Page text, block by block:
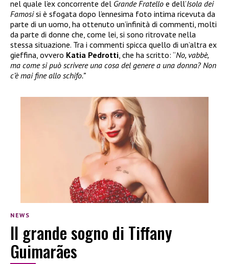
nel quale l’ex concorrente del Grande Fratello e dell’Isola dei
Famosisi è sfogata dopo l’ennesima foto intima ricevuta da
parte di un uomo, ha ottenuto un’infinità di commenti, molti
da parte di donne che, come lei, si sono ritrovate nella
stessa situazione. Tra i commenti spicca quello di un’altra ex
gieffina, ovvero Katia Pedrotti, che ha scritto: “No, vabbè,
ma come si può scrivere una cosa del genere a una donna? Non
c’è mai fine allo schifo.”
NEWS
Il grande sogno di Tiffany
Guimarães